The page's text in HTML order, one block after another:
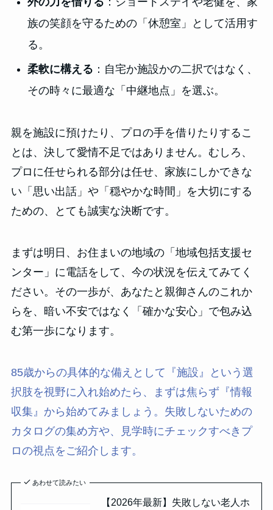
族の笑顔を守るための「休憩室」として活用す
る。
柔軟に構える ：自宅か施設かの二択ではなく、
その時々に最適な「中継地点」を選ぶ。
親を施設に預けたり、プロの手を借りたりするこ
とは、決して愛情不足ではありません。むしろ、
プロに任せられる部分は任せ、家族にしかできな
い「思い出話」や「穏やかな時間」を大切にする
ための、とても誠実な決断です。
まずは明日、お住まいの地域の「地域包括支援セ
ンター」に電話をして、今の状況を伝えてみてく
ださい。その一歩が、あなたと親御さんのこれか
らを、暗い不安ではなく「確かな安心」で包み込
む第一歩になります。
85歳からの具体的な備えとして『施設』という選
択肢を視野に入れ始めたら、まずは焦らず『情報
収集』から始めてみましょう。失敗しないための
カタログの集め方や、見学時にチェックすべきプ
ロの視点をご紹介します。
あわせて読みたい
【2026年最新】失敗しない老人ホ